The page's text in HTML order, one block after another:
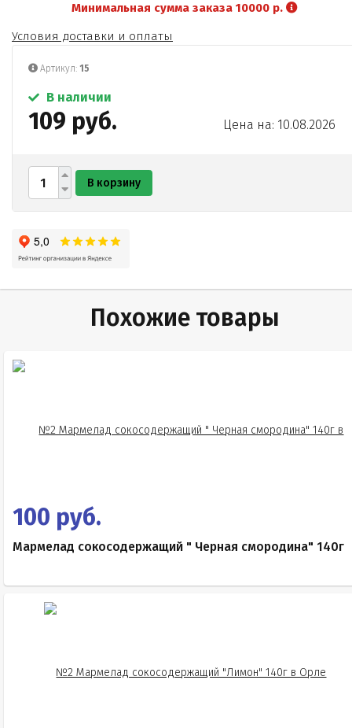
Минимальная сумма заказа 10000 р.
Условия доставки и оплаты
Артикул: 15
В наличии
109 руб. Цена на: 10.08.2026
В корзину
Похожие товары
100 руб.
Мармелад сокосодержащий " Черная смородина" 140г